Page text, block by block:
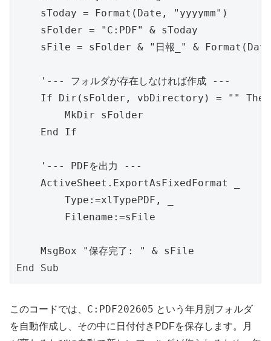
    sToday = Format(Date, "yyyymm")
    sFolder = "C:PDF" & sToday
sFile = sFolder & "日報_" &
    '--- フォルダが存在しなければ作成 ---
    If Dir(sFolder, vbDirectory) = "" Then
        MkDir sFolder
    End If
    '--- PDFを出力 ---
    ActiveSheet.ExportAsFixedFormat _
        Type:=xlTypePDF, _
        Filename:=sFile
    MsgBox "保存完了: " & sFile
End Sub
このコードでは、 C:PDF202605 という年月別フォルダ
を自動作成し、その中に日付付きPDFを保存します。月